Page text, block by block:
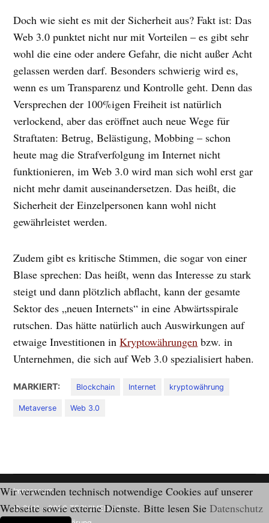
Doch wie sieht es mit der Sicherheit aus? Fakt ist: Das
Web 3.0 punktet nicht nur mit Vorteilen – es gibt sehr
wohl die eine oder andere Gefahr, die nicht außer Acht
gelassen werden darf. Besonders schwierig wird es,
wenn es um Transparenz und Kontrolle geht. Denn das
Versprechen der 100%igen Freiheit ist natürlich
verlockend, aber das eröffnet auch neue Wege für
Straftaten: Betrug, Belästigung, Mobbing – schon
heute mag die Strafverfolgung im Internet nicht
funktionieren, im Web 3.0 wird man sich wohl erst gar
nicht mehr damit auseinandersetzen. Das heißt, die
Sicherheit der Einzelpersonen kann wohl nicht
gewährleistet werden.
Zudem gibt es kritische Stimmen, die sogar von einer
Blase sprechen: Das heißt, wenn das Interesse zu stark
steigt und dann plötzlich abflacht, kann der gesamte
Sektor des „neuen Internets“ in eine Abwärtsspirale
rutschen. Das hätte natürlich auch Auswirkungen auf
etwaige Investitionen inKryptowährungen bzw. in
Unternehmen, die sich auf Web 3.0 spezialisiert haben.
MARKIERT: Blockchain Internet kryptowährung
Metaverse Web 3.0
Impressum
© 2011 - 2026 TECH!MEDIAZ.
Wir verwenden technisch notwendige Cookies auf unserer
Webseite sowie externe Dienste. Bitte lesen Sie Datenschutz